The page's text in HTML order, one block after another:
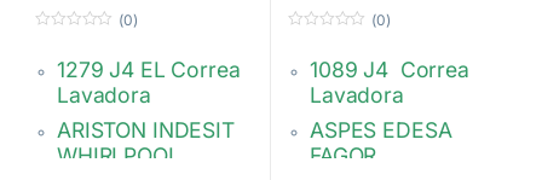
e
(0)
1279 J4 EL Correa
Lavadora
ARISTON INDESIT
WHIRLPOOL
e
(0)
1089 J4 Correa
Lavadora
ASPES EDESA
FAGOR